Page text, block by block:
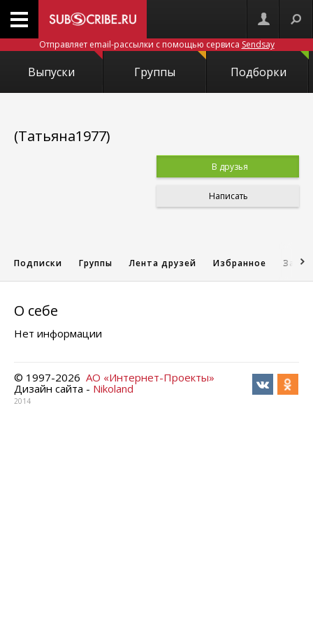
Отправляет email-рассылки с помощью сервиса Sendsay
Выпуски Группы Подборки
(Татьяна1977)
В друзья
Написать
Подписки Группы Лента друзей Избранное
О себе
Нет информации
© 1997-2026 АО «Интернет-Проекты»
Дизайн сайта - Nikoland
2014